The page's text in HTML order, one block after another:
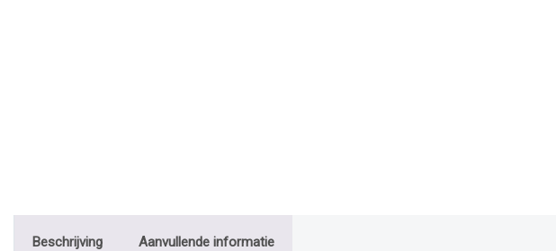
Beschrijving Aanvullende informatie